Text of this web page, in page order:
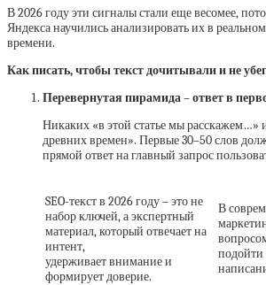
В 2026 году эти сигналы стали еще весомее,
Яндекса научились анализировать их в реальном
времени.
Как писать, чтобы текст дочитывали и не
Перевернутая пирамида – ответ в
Никаких «в этой статье мы расскажем…»
древних времен». Первые 30–50 слов
прямой ответ на главный запрос
SEO-текст в 2026 году – это не
набор ключей, а экспертный
материал, который отвечает на
интент,
удерживает внимание и
формирует доверие.
В
подойти